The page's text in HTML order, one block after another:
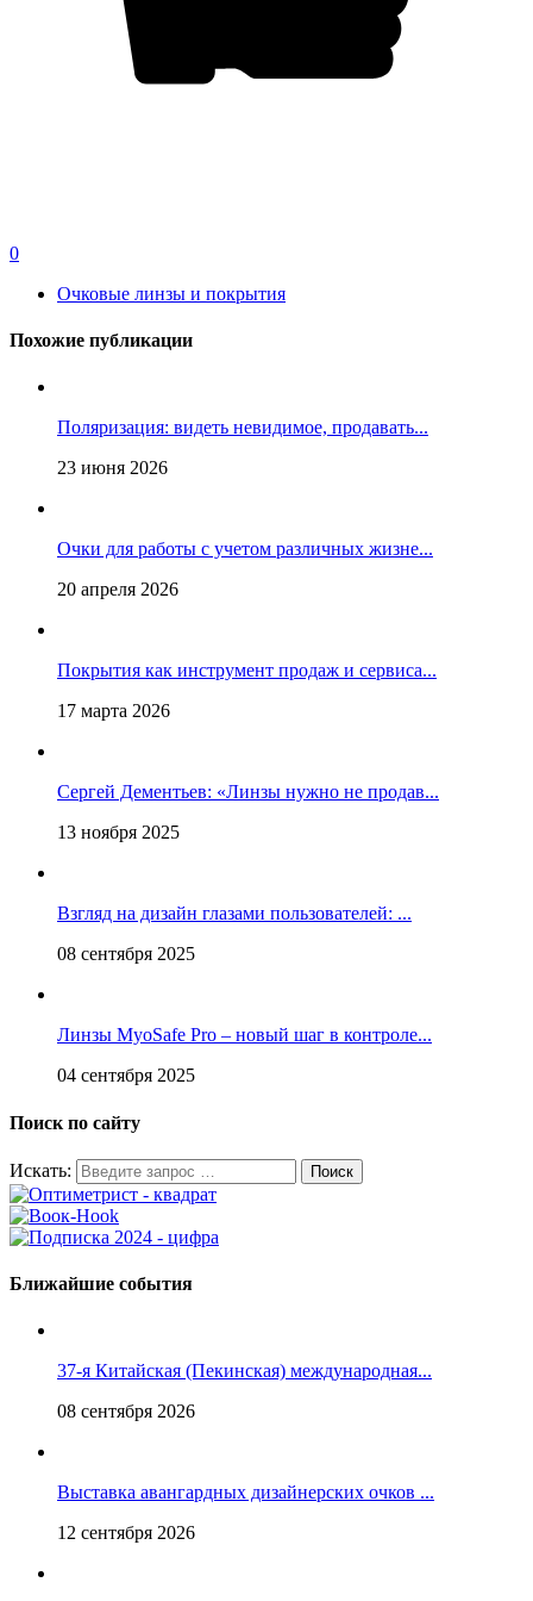
0
Очковые линзы и покрытия
Похожие публикации
Поляризация: видеть невидимое, продавать...
23 июня 2026
Очки для работы с учетом различных жизне...
20 апреля 2026
Покрытия как инструмент продаж и сервиса...
17 марта 2026
Сергей Дементьев: «Линзы нужно не продав...
13 ноября 2025
Взгляд на дизайн глазами пользователей: ...
08 сентября 2025
Линзы MyoSafe Pro – новый шаг в контроле...
04 сентября 2025
Поиск по сайту
Искать:
Ближайшие события
37-я Китайская (Пекинская) международная...
08 сентября 2026
Выставка авангардных дизайнерских очков ...
12 сентября 2026